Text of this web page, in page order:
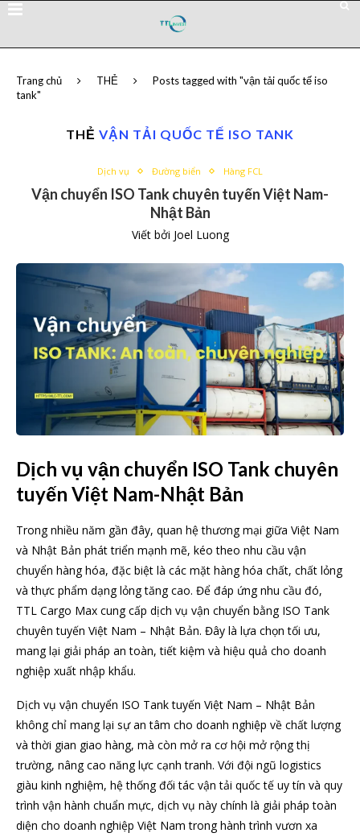
Trang chủ THẺ
Posts tagged with "vận tải quốc tế iso
tank"
THẺ VẬN TẢI QUỐC TẾ ISO TANK
Dịch vụ Đường biển Hàng FCL
Vận chuyển ISO Tank chuyên tuyến Việt Nam-
Nhật Bản
Viết bởi Joel Luong
Dịch vụ vận chuyển ISO Tank chuyên
tuyến Việt Nam-Nhật Bản
Trong nhiều năm gần đây, quan hệ thương mại giữa Việt Nam
và Nhật Bản phát triển mạnh mẽ, kéo theo nhu cầu vận
chuyển hàng hóa, đặc biệt là các mặt hàng hóa chất, chất lỏng
và thực phẩm dạng lỏng tăng cao. Để đáp ứng nhu cầu đó,
TTL Cargo Max cung cấp dịch vụ vận chuyển bằng ISO Tank
chuyên tuyến Việt Nam – Nhật Bản. Đây là lựa chọn tối ưu,
mang lại giải pháp an toàn, tiết kiệm và hiệu quả cho doanh
nghiệp xuất nhập khẩu.
Dịch vụ vận chuyển ISO Tank tuyến Việt Nam – Nhật Bản
không chỉ mang lại sự an tâm cho doanh nghiệp về chất lượng
và thời gian giao hàng, mà còn mở ra cơ hội mở rộng thị
trường, nâng cao năng lực cạnh tranh. Với đội ngũ logistics
giàu kinh nghiệm, hệ thống đối tác vận tải quốc tế uy tín và quy
trình vận hành chuẩn mực, dịch vụ này chính là giải pháp toàn
diện cho doanh nghiệp Việt Nam trong hành trình vươn xa